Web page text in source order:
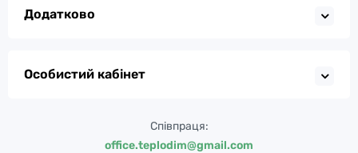
Додатково
Особистий кабінет
Співпраця:
office.teplodim@gmail.com